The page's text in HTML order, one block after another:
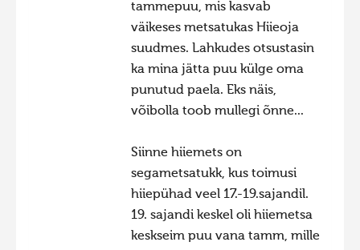
tammepuu, mis kasvab
väikeses metsatukas Hiieoja
suudmes. Lahkudes otsustasin
ka mina jätta puu külge oma
punutud paela. Eks näis,
võibolla toob mullegi õnne...
Siinne hiiemets on
segametsatukk, kus toimusi
hiiepühad veel 17.-19.sajandil.
19. sajandi keskel oli hiiemetsa
keskseim puu vana tamm, mille